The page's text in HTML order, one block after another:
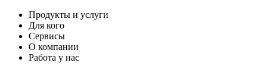
Продукты и услуги
Для кого
Сервисы
О компании
Работа у нас